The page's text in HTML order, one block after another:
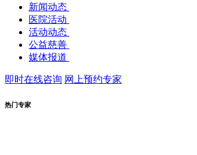
新闻动态
医院活动
活动动态
公益慈善
媒体报道
即时在线咨询 网上预约专家
热门专家